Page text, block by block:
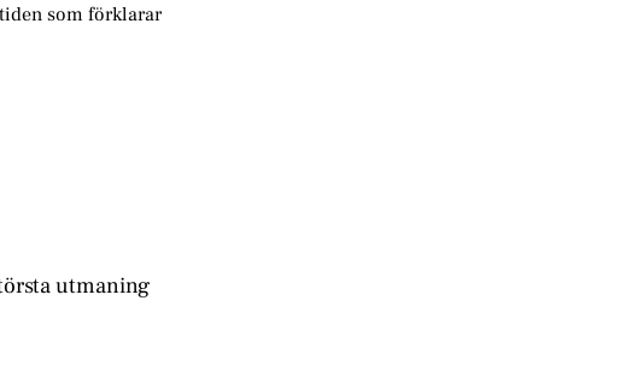
som förklarar
utmaning